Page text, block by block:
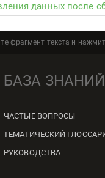
данных после
фрагмент текста и
БАЗА ЗНАНИЙ
ЧАСТЫЕ ВОПРОСЫ
ТЕМАТИЧЕСКИЙ
РУКОВОДСТВА